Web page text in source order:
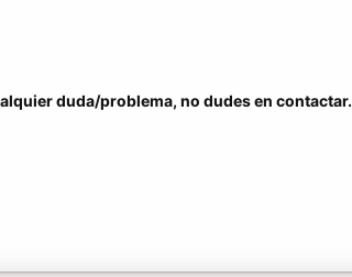
duda/problema, no dudes en contactar.